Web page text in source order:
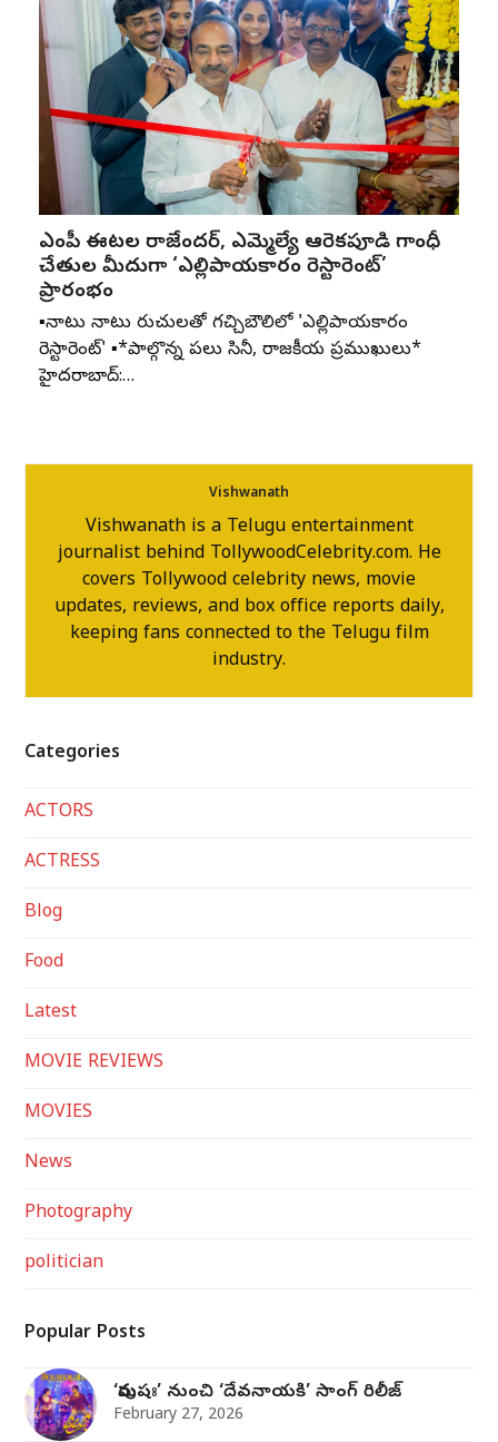
ఎంపీ ఈటల రాజేందర్, ఎమ్మెల్యే ఆరెకపూడి గాంధీ
చేతుల మీదుగా ‘ఎల్లిపాయకారం రెస్టారెంట్’
ప్రారంభం
▪️నాటు నాటు రుచులతో గచ్చిబౌలిలో 'ఎల్లిపాయకారం
రెస్టారెంట్' ▪️*పాల్గొన్న పలు సినీ, రాజకీయ ప్రముఖులు*
హైదరాబాద్:…
Vishwanath
Vishwanath is a Telugu entertainment
journalist behind TollywoodCelebrity.com. He
covers Tollywood celebrity news, movie
updates, reviews, and box office reports daily,
keeping fans connected to the Telugu film
industry.
Categories
ACTORS
ACTRESS
Blog
Food
Latest
MOVIE REVIEWS
MOVIES
News
Photography
politician
Popular Posts
‘పురుషః’ నుంచి ‘దేవనాయకి’ సాంగ్‌ రిలీజ్‌
February 27, 2026